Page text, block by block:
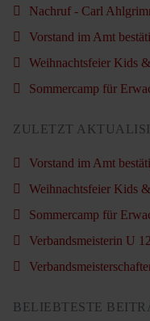
Nachruf - Carl
Vorstand im Amt
Weihnachtsfeier Kids
Sommercamp für
ZULETZT
Vorstand im Amt
Weihnachtsfeier Kids
Sommercamp für
Verbandsmeisterin U
BELIEBTESTE